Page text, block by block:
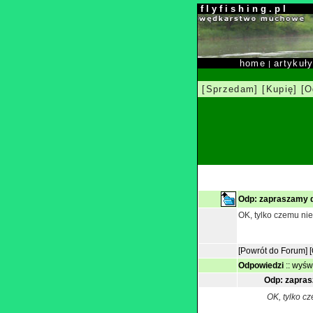
f l y f i s h i n g . p l
home |artykuły
[Sprzedam] [Kupię]
Odp: zapraszamy
OK, tylko czemu
[Powrót do Forum]
Odpowiedzi ::
Odp:
OK, tylko